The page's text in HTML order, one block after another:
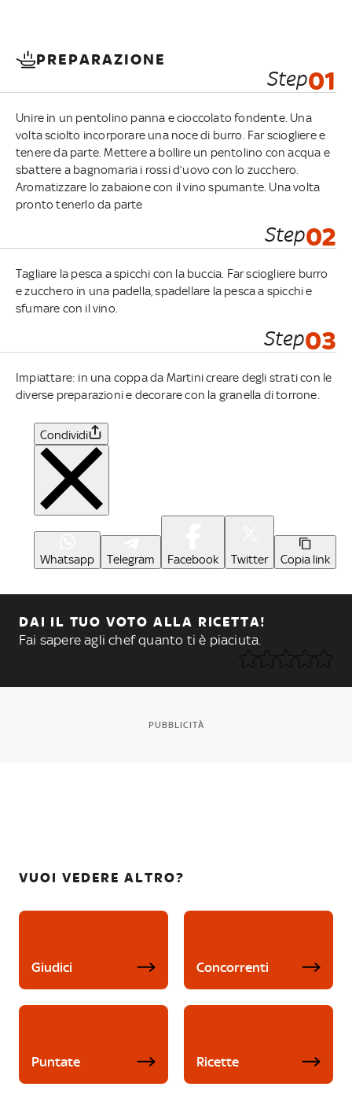
PREPARAZIONE
Step01
Unire in un pentolino panna e cioccolato fondente. Una
volta sciolto incorporare una noce di burro. Far sciogliere e
tenere da parte. Mettere a bollire un pentolino con acqua e
sbattere a bagnomaria i rossi d’uovo con lo zucchero.
Aromatizzare lo zabaione con il vino spumante. Una volta
pronto tenerlo da parte
Step02
Tagliare la pesca a spicchi con la buccia. Far sciogliere burro
e zucchero in una padella, spadellare la pesca a spicchi e
sfumare con il vino.
Step03
Impiattare: in una coppa da Martini creare degli strati con le
diverse preparazioni e decorare con la granella di torrone.
Condividi
Whatsapp Telegram Facebook Twitter Copia link
DAI IL TUO VOTO ALLA RICETTA!
Fai sapere agli chef quanto ti è piaciuta.
PUBBLICITÀ
VUOI VEDERE ALTRO?
Giudici Concorrenti
Puntate Ricette